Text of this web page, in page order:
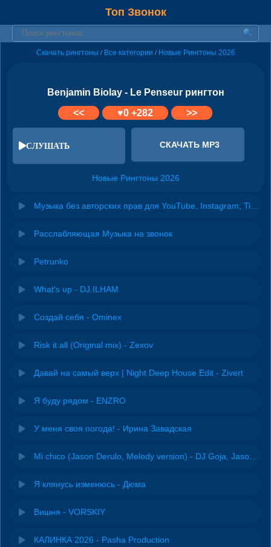
Топ Звонок
Скачать рингтоны / Все категории / Новые Рингтоны 2026
Benjamin Biolay - Le Penseur рингтон
<<
♥0+282 >>
СЛУШАТЬ СКАЧАТЬ MP3
Новые Рингтоны 2026
Расслабляющая Музыка на звонок
Petrunko
What's up - DJ.ILHAM
Создай себя - Ominex
Risk it all (Original mix) - Zexov
Давай на самый верх | Night Deep House Edit - Zivert
Я буду рядом - ENZRO
У меня своя погода! - Ирина Завадская
Я клянусь изменюсь - Дюма
Вишня - VORSKIY
КАЛИНКА 2026 - Pasha Production